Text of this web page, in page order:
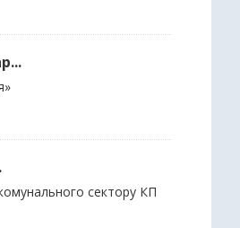
комунального сектору КП